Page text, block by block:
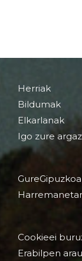
Herriak
Bildumak
Elkarlanak
Igo zure
Cookieei
Erabilpen